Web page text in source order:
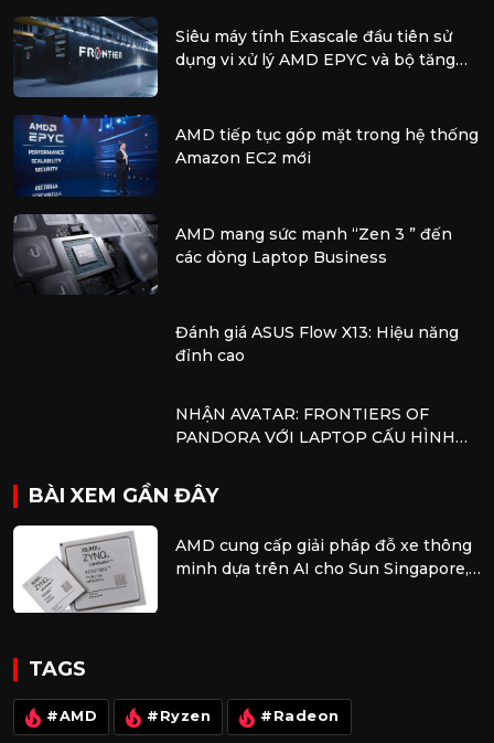
Siêu máy tính Exascale đầu tiên sử
dụng vi xử lý AMD EPYC và bộ tăng
AMD tiếp tục góp mặt trong hệ thống
Amazon EC2 mới
AMD mang sức mạnh “Zen 3 ” đến
các dòng Laptop Business
Đánh giá ASUS Flow X13: Hiệu năng
đỉnh cao
NHẬN AVATAR: FRONTIERS OF
AMD
BÀI XEM GẦN ĐÂY
AMD cung cấp giải pháp đỗ xe thông
TAGS